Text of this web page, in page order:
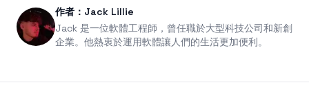
作者：Jack Lillie
Jack 是一位軟體工程師，曾任職於大型科技公司和新創
企業。他熱衷於運用軟體讓人們的生活更加便利。